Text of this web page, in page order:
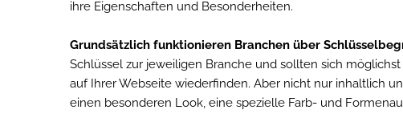
ihre Eigenschaften und Besonderheiten.
Grundsätzlich funktionieren Branchen über
Schlüssel zur jeweiligen Branche und sollten sich
auf Ihrer Webseite wiederfinden. Aber nicht nur inhaltlich
einen besonderen Look, eine spezielle Farb- und